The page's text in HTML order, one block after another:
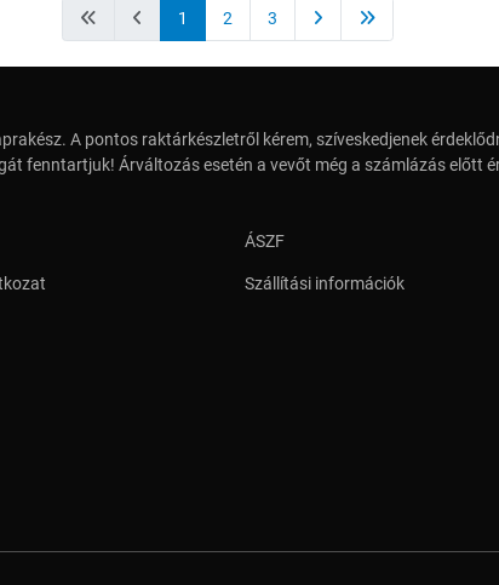
1 2 3
A pontos raktárkészletről kérem, szíveskedjenek
fenntartjuk! Árváltozás esetén a vevőt még a számlázás előtt
ÁSZF
Szállítási információk